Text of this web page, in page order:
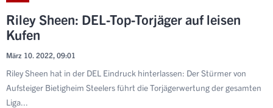
Riley Sheen: DEL-Top-Torjäger auf leisen
Kufen
März 10. 2022, 09:01
Riley Sheen hat in der DEL Eindruck hinterlassen: Der Stürmer von
Aufsteiger Bietigheim Steelers führt die Torjägerwertung der gesamten
Liga...